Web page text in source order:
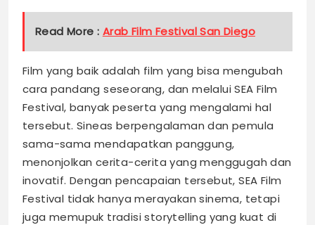
Read More : Arab Film Festival San Diego
Film yang baik adalah film yang bisa mengubah
cara pandang seseorang, dan melalui SEA Film
Festival, banyak peserta yang mengalami hal
tersebut. Sineas berpengalaman dan pemula
sama-sama mendapatkan panggung,
menonjolkan cerita-cerita yang menggugah dan
inovatif. Dengan pencapaian tersebut, SEA Film
Festival tidak hanya merayakan sinema, tetapi
juga memupuk tradisi storytelling yang kuat di